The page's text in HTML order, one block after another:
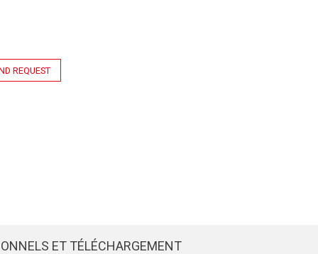
REQUEST
ET TÉLÉCHARGEMENT